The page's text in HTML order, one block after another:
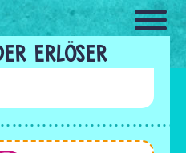
ERLÖSER